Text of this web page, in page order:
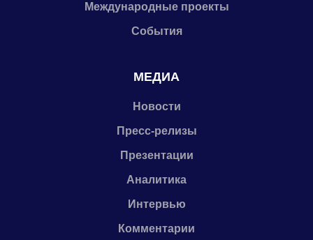
Международные проекты
События
МЕДИА
Новости
Пресс-релизы
Презентации
Аналитика
Интервью
Комментарии